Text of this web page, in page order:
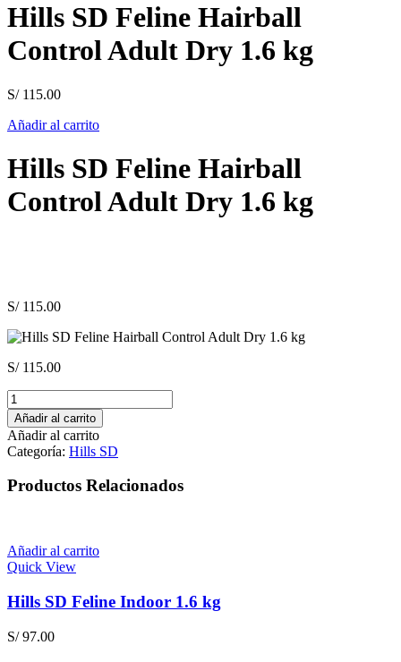
Hills SD Feline Hairball
Control Adult Dry 1.6 kg
S/115.00
Añadir al carrito
Hills SD Feline Hairball
Control Adult Dry 1.6 kg
S/115.00
S/115.00
Hills
SD
Feline
Hairball
Control
Adult
Dry
Añadir al carrito
Añadir al carrito
Categoría: Hills SD
Productos Relacionados
Añadir al carrito
Quick View
Hills SD Feline Indoor 1.6 kg
S/97.00